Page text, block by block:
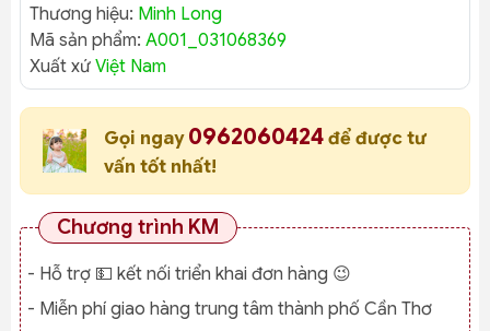
Thương hiệu: Minh Long
Mã sản phẩm: A001_031068369
Xuất xứ Việt Nam
Gọi ngay 0962060424 để được tư
vấn tốt nhất!
Chương trình KM
- Hỗ trợ 💵 kết nối triển khai đơn hàng 😉
- Miễn phí giao hàng trung tâm thành phố Cần Thơ